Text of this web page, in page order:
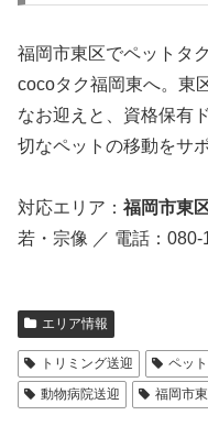
福岡市東区でペットタ
cocoタク福岡東へ。東
なお迎えと、資格保有
切なペットの移動をサ
対応エリア： 福岡市東
若・宗像 ／ 電話：
エリア情報
トリミング送迎 ペッ
動物病院送迎
福岡市